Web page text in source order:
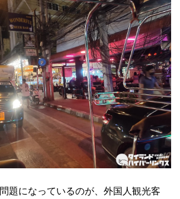
題になっているのが、外国人観光客